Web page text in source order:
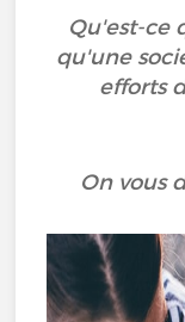
Qu'est-ce
qu'une
efforts
On vous